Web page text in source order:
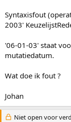
Syntaxisfout
2003'
'06-01-03' staat
mutatiedatum.
Wat doe ik fout ?
Johan
Niet open voor